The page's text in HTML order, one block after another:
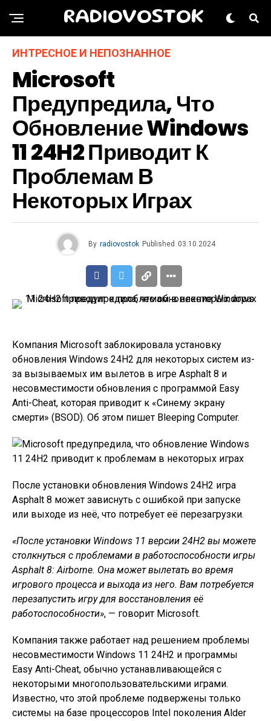
RADIOVOSTOK
ИНТРЕСНОЕ И НЕПОЗНАННОЕ
Microsoft
Предупредила, Что
Обновление Windows
11 24H2 Приводит К
Проблемам В
Некоторых Играх
By radiovostok Published 03.10.2024
Компания Microsoft заблокировала установку
обновления Windows 24H2 для некоторых систем из-
за вызываемых им вылетов в игре Asphalt 8 и
несовместимости обновления с программой Easy
Anti-Cheat, которая приводит к «Синему экрану
смерти» (BSOD). Об этом пишет Bleeping Computer.
После установки обновления Windows 24H2 игра
Asphalt 8 может зависнуть с ошибкой при запуске
или выходе из неё, что потребует её перезагрузки.
«После установки Windows 11 версии 24H2 вы можете
столкнуться с проблемами в работоспособности игры
Asphalt 8: Airborne. Она может вылетать во время
игрового процесса и выхода из него. Вам потребуется
перезапустить игру для восстановления её
работоспособности», — говорит Microsoft.
Компания также работает над решением проблемы
несовместимости Windows 11 24H2 и программы
Easy Anti-Cheat, обычно устанавливающейся с
некоторыми многопользовательскими играми.
Известно, что этой проблеме подвержены только
системы на базе процессоров Intel поколения Alder